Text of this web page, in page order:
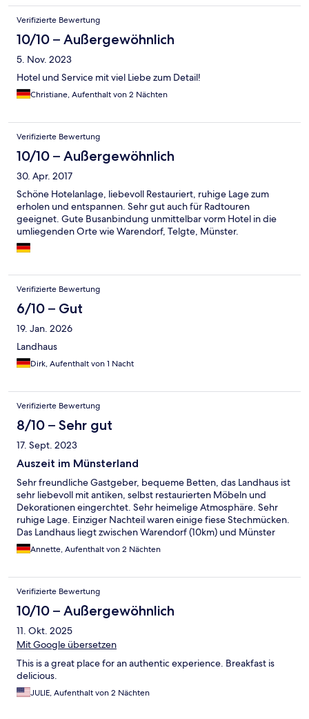
Verifizierte Bewertung
10/10 – Außergewöhnlich
5. Nov. 2023
Hotel und Service mit viel Liebe zum Detail!
Christiane, Aufenthalt von 2 Nächten
Verifizierte Bewertung
10/10 – Außergewöhnlich
30. Apr. 2017
Schöne Hotelanlage, liebevoll Restauriert, ruhige Lage zum
erholen und entspannen. Sehr gut auch für Radtouren
geeignet. Gute Busanbindung unmittelbar vorm Hotel in die
umliegenden Orte wie Warendorf, Telgte, Münster.
Verifizierte Bewertung
6/10 – Gut
19. Jan. 2026
Landhaus
Dirk, Aufenthalt von 1 Nacht
Verifizierte Bewertung
8/10 – Sehr gut
17. Sept. 2023
Auszeit im Münsterland
Sehr freundliche Gastgeber, bequeme Betten, das Landhaus ist
sehr liebevoll mit antiken, selbst restaurierten Möbeln und
Dekorationen eingerchtet. Sehr heimelige Atmosphäre. Sehr
ruhige Lage. Einziger Nachteil waren einige fiese Stechmücken.
Das Landhaus liegt zwischen Warendorf (10km) und Münster
(20km). Sehr empfehlenswert!
Annette, Aufenthalt von 2 Nächten
Verifizierte Bewertung
10/10 – Außergewöhnlich
11. Okt. 2025
Mit Google übersetzen
This is a great place for an authentic experience. Breakfast is
delicious.
JULIE, Aufenthalt von 2 Nächten